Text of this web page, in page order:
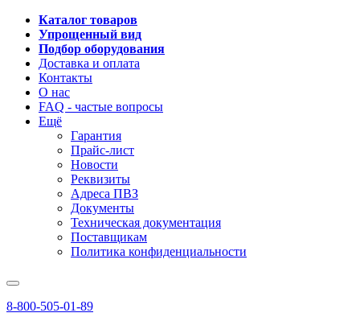
Каталог товаров
Упрощенный вид
Подбор оборудования
Доставка и оплата
Контакты
О нас
FAQ - частые вопросы
Ещё
Гарантия
Прайс-лист
Новости
Реквизиты
Адреса ПВЗ
Документы
Техническая документация
Поставщикам
Политика конфиденциальности
8-800-505-01-89